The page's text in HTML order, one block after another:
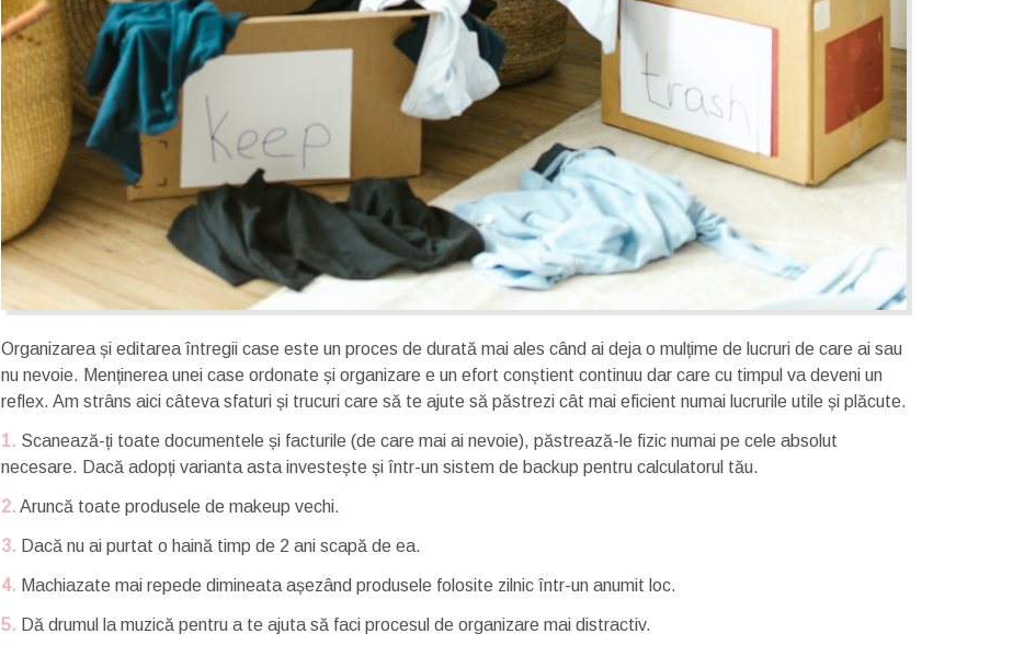
Organizarea și editarea întregii case este un proces de durată mai ales când ai deja o mulțime de lucruri de care ai sau
nu nevoie. Menținerea unei case ordonate și organizare e un efort conștient continuu dar care cu timpul va deveni un
reflex. Am strâns aici câteva sfaturi și trucuri care să te ajute să păstrezi cât mai eficient numai lucrurile utile și plăcute.
1. Scanează-ți toate documentele și facturile (de care mai ai nevoie), păstrează-le fizic numai pe cele absolut
necesare. Dacă adopți varianta asta investește și într-un sistem de backup pentru calculatorul tău.
2. Aruncă toate produsele de makeup vechi.
3. Dacă nu ai purtat o haină timp de 2 ani scapă de ea.
4. Machiazate mai repede dimineata așezând produsele folosite zilnic într-un anumit loc.
5. Dă drumul la muzică pentru a te ajuta să faci procesul de organizare mai distractiv.